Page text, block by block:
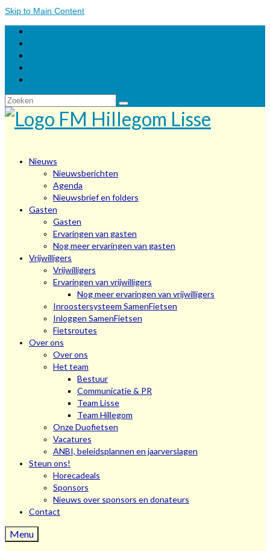
Skip to Main Content
Zoeken
naar:
Nieuws
Nieuwsberichten
Agenda
Nieuwsbrief en folders
Gasten
Gasten
Ervaringen van gasten
Nog meer ervaringen van gasten
Vrijwilligers
Vrijwilligers
Ervaringen van vrijwilligers
Nog meer ervaringen van vrijwilligers
Inroostersysteem SamenFietsen
Inloggen SamenFietsen
Fietsroutes
Over ons
Over ons
Het team
Bestuur
Communicatie & PR
Team Lisse
Team Hillegom
Onze Duofietsen
Vacatures
ANBI, beleidsplannen en jaarverslagen
Steun ons!
Horecadeals
Sponsors
Nieuws over sponsors en donateurs
Contact
Menu